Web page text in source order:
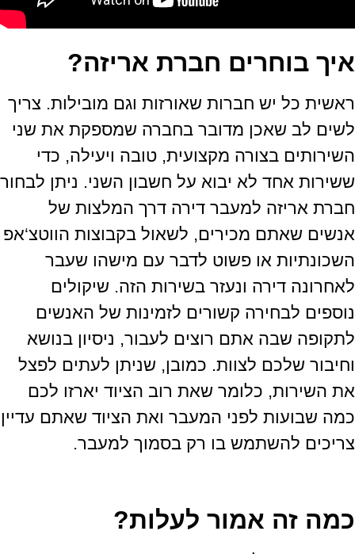
איך בוחרים חברת אריזה?
ראשית כל יש חברות שאורזות וגם מובילות. צריך
לשים לב שאכן מדובר בחברה שמספקת את שני
השירותים בצורה מקצועית, טובה ויעילה, כדי
ששירות אחד לא יבוא על חשבון השני. ניתן לבחור
חברת אריזה למעבר דירה דרך המלצות של
אנשים שאתם מכירים, לשאול בקבוצות הווטצ‘אפ
השכונתיות או פשוט לדבר עם מישהו שעבר
לאחרונה דירה ונעזר בשירות הזה. שיקולים
נוספים לבחירה קשורים לזמינות של האנשים
לתקופה שבה אתם רוצים לעבור, ניסיון בנושא
וחיבור שלכם לצוות. כמובן, שניתן לעתים לפצל
את השירות, כלומר שאת רוב הציוד יארזו לכם
כמה שבועות לפני המעבר ואת הציוד שאתם עדיין
צריכים להשתמש בו רק בסמוך למעבר.
כמה זה אמור לעלות?